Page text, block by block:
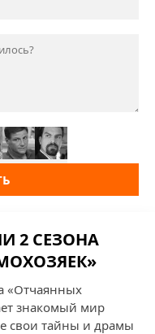
2 СЕЗОНА
«Отчаянных
знакомый мир
свои тайны и драмы